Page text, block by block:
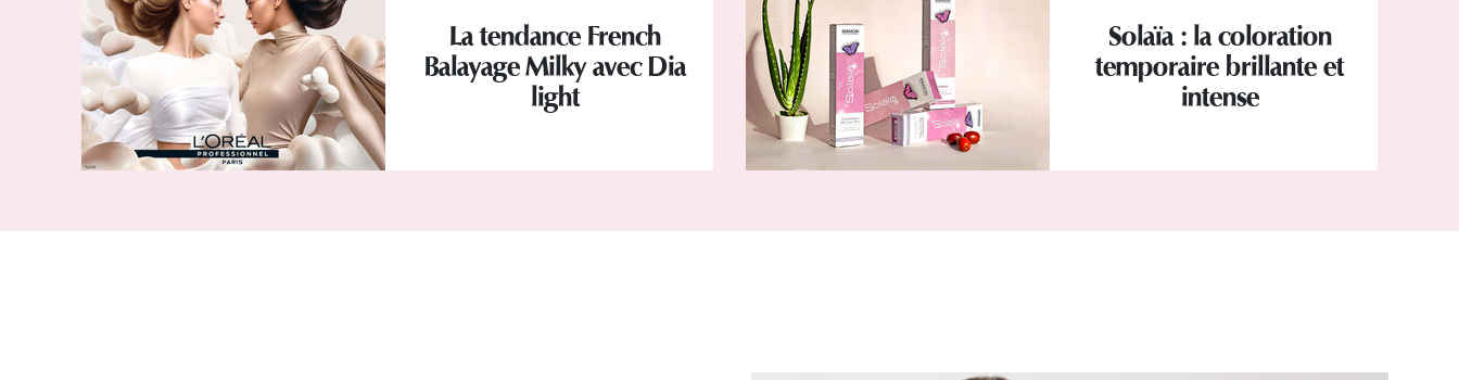
La tendance French
Balayage Milky avec Dia
light
Solaïa : la coloration
temporaire brillante et
intense